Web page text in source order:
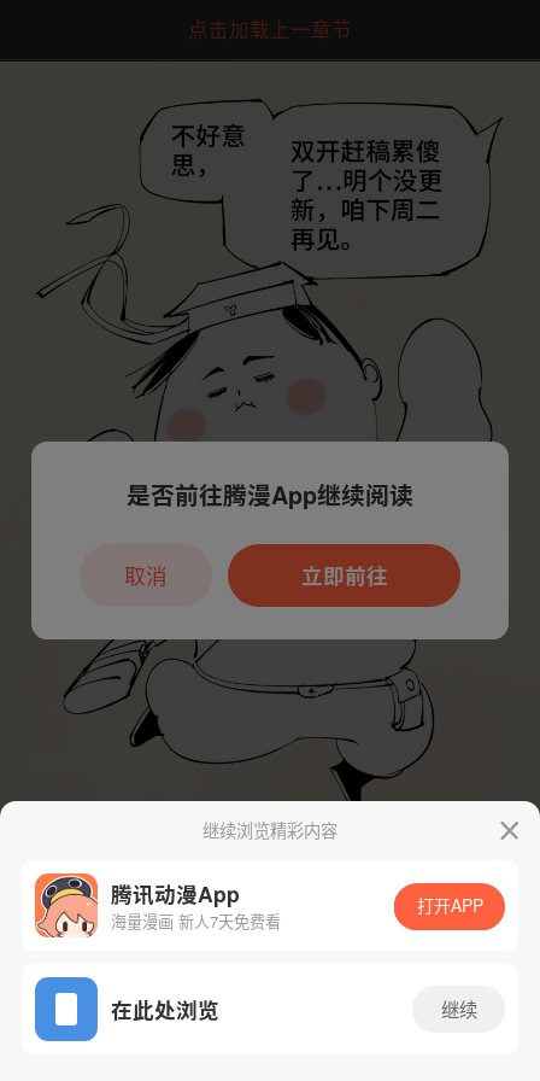
点击加载上一章节
App免费看
下一话
继续浏览精彩内容
腾讯动漫App
海量漫画 新人7天免费看
打开APP
在此处浏览 继续
是否前往腾漫App继续阅读
立即前往
取消